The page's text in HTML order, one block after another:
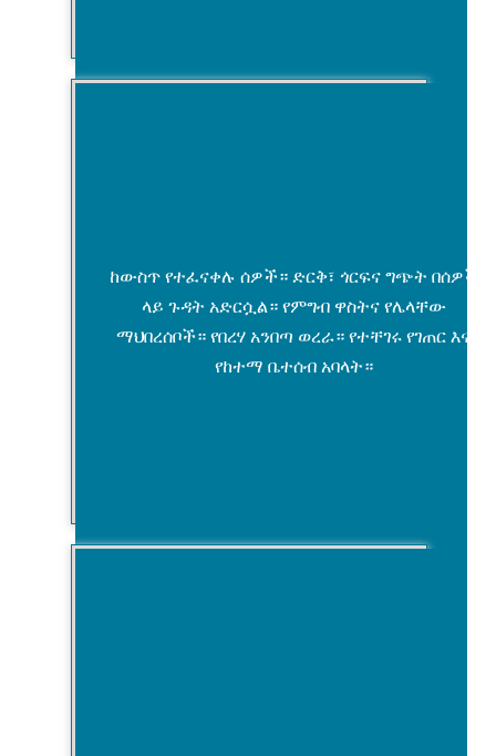
ከውስጥ የተፈናቀሉ ሰዎች። ድርቅ፣ ጎርፍና ግጭት በሰዎች
ላይ ጉዳት አድርሷል። የምግብ ዋስትና የሌላቸው
ማህበረሰቦች። የበረሃ አንበጣ ወረራ። የተቸገሩ የገጠር እና
የከተማ ቤተሰብ አባላት።